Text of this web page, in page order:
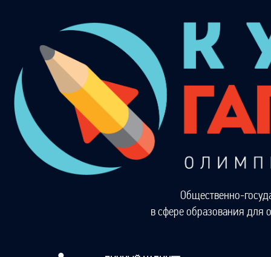
Общественно-
в сфере образования для